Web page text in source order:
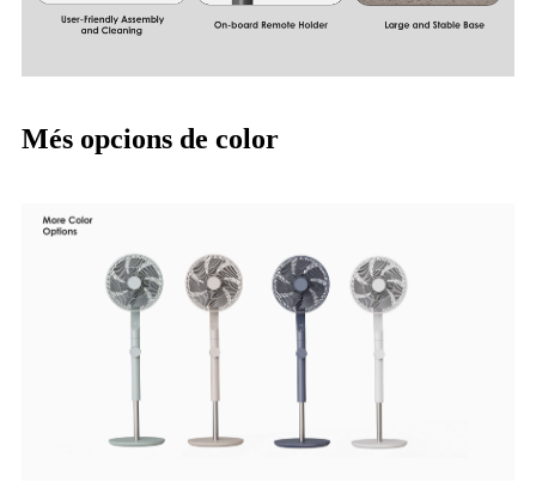
Més opcions de color